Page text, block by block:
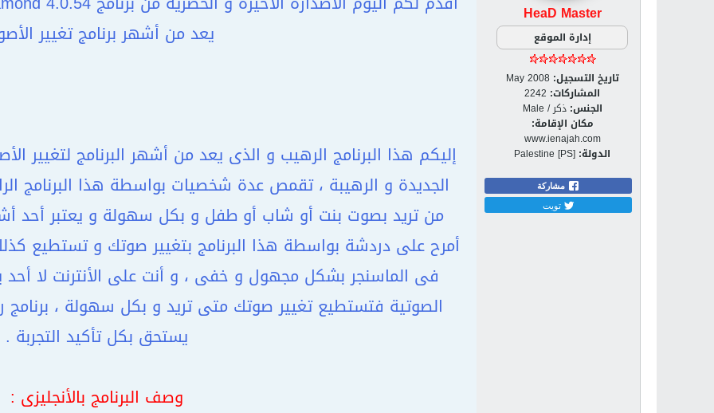
HeaD Master
إدارة الموقع
تاريخ التسجيل: May 2008
المشاركات: 2242
الجنس: ذكر / Male
مكان الإقامة:
www.ienajah.com
الدولة: Palestine [PS]
مشاركة
تويت
يعد من أشهر برنامج تغيير
إليكم هذا البرنامج الرهيب و الذى يعد من أشهر البرنامج لتغيير
الجديدة و الرهيبة ، تقمص عدة شخصيات بواسطة هذا البرنامج
من تريد بصوت بنت أو شاب أو طفل و بكل سهولة و يعتبر أحد
أمرح على دردشة بواسطة هذا البرنامج بتغيير صوتك و تستطيع
فى الماسنجر بشكل مجهول و خفى ، و أنت على الأنترنت لا
الصوتية فتستطيع تغيير صوتك متى تريد و بكل سهولة ، برنامج
يستحق بكل تأكيد التجربة .
وصف البرنامج بالأنجليزى :